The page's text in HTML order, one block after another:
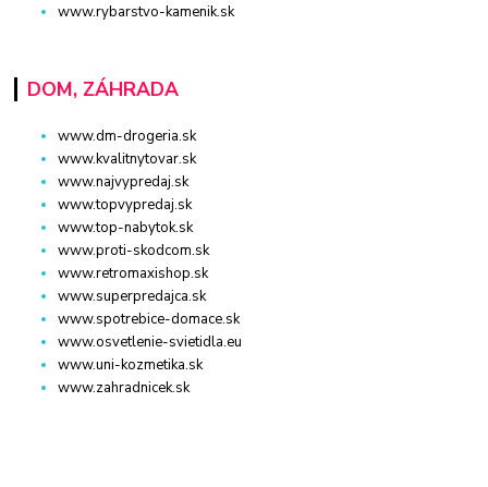
www.rybarstvo-kamenik.sk
DOM, ZÁHRADA
www.dm-drogeria.sk
www.kvalitnytovar.sk
www.najvypredaj.sk
www.topvypredaj.sk
www.top-nabytok.sk
www.proti-skodcom.sk
www.retromaxishop.sk
www.superpredajca.sk
www.spotrebice-domace.sk
www.osvetlenie-svietidla.eu
www.uni-kozmetika.sk
www.zahradnicek.sk